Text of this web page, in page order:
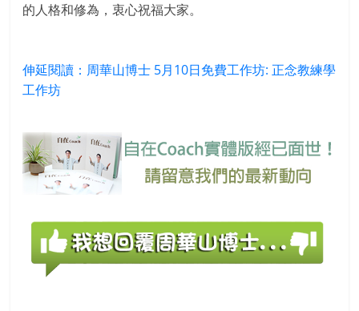
的人格和修為，衷心祝福大家。
伸延閱讀：周華山博士 5月10日免費工作坊: 正念教練學
工作坊